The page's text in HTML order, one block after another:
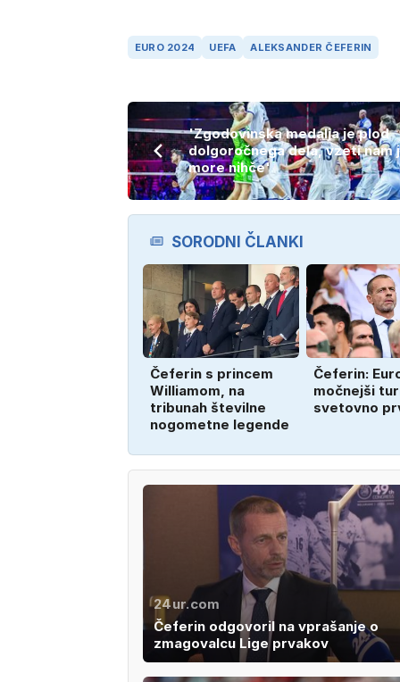
EURO 2024 UEFA ALEKSANDER ČEFERIN
'Zgodovinska medalja je plod
dolgoročnega dela, vzeti nam
more nihče'
SORODNI ČLANKI
Čeferin s princem
Williamom, na
tribunah številne
nogometne legende
Čeferin:
močnejši
svetovno
24ur.com
Čeferin odgovoril na vprašanje o
zmagovalcu Lige prvakov